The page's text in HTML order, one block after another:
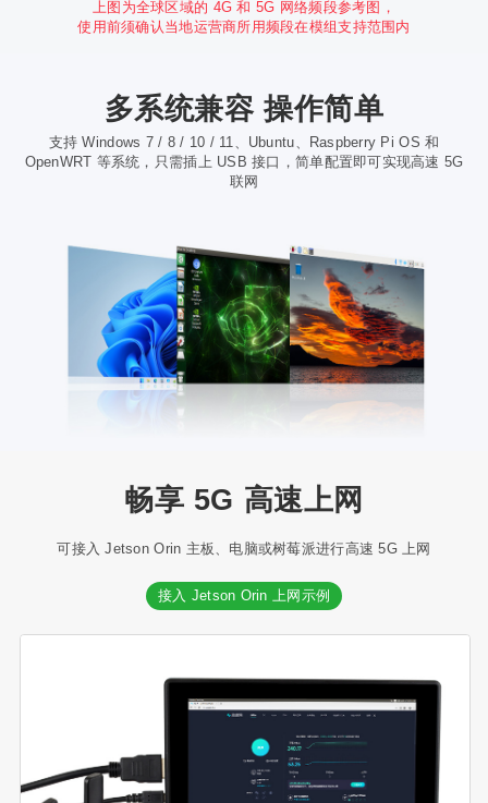
上图为全球区域的 4G 和 5G 网络频段参考图，
使用前须确认当地运营商所用频段在模组支持范围内
多系统兼容 操作简单
支持 Windows 7 / 8 / 10 / 11、Ubuntu、Raspberry Pi OS 和
OpenWRT 等系统，只需插上 USB 接口，简单配置即可实现高速 5G
联网
畅享 5G 高速上网
可接入 Jetson Orin 主板、电脑或树莓派进行高速 5G 上网
接入 Jetson Orin 上网示例